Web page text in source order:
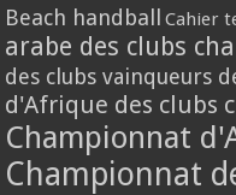
Beach handball Cahier
arabe des clubs
des clubs vainqueurs
d'Afrique des clubs
Championnat
Championnat